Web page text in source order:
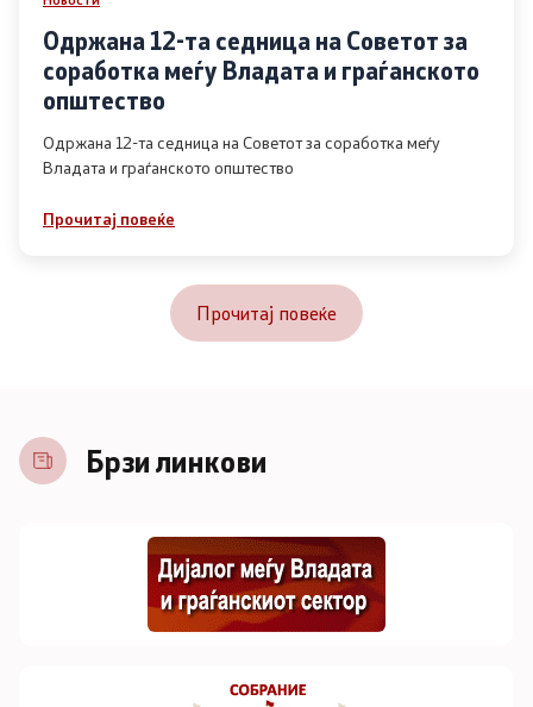
Одржана 12-та седница на Советот за
соработка меѓу Владата и граѓанското
општество
Одржана 12-та седница на Советот за соработка меѓу
Владата и граѓанското општество
Прочитај повеќе
Прочитај повеќе
Брзи линкови